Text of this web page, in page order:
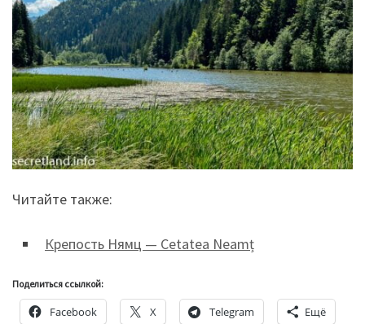
Читайте также:
Крепость Нямц — Cetatea Neamț
Поделиться ссылкой:
Facebook X Telegram Ещё